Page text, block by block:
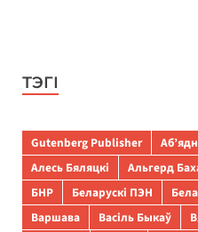
ТЭГІ
Gutenberg Publisher
Алесь Бяляцкі
Альгерд
БНР
Беларускі ПЭН
Варшава
Васіль Быкаў